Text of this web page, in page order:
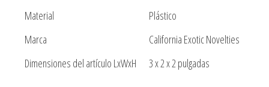
Material
Plástico
Marca
California Exotic Novelties
Dimensiones del artículo LxWxH
3 x 2 x 2 pulgadas